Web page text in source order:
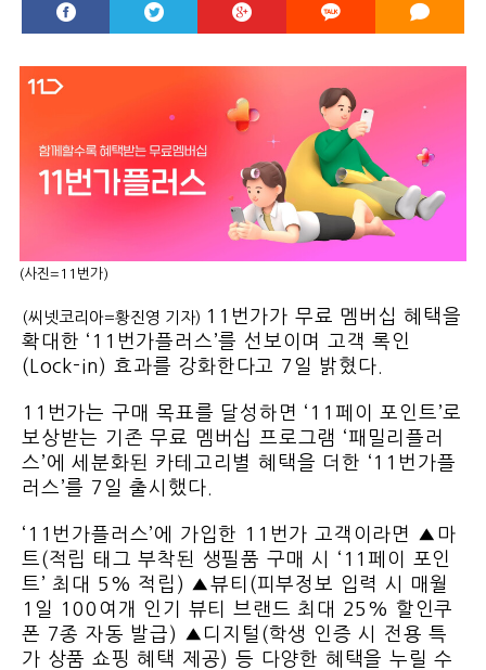
(사진=11번가)
(씨넷코리아=황진영 기자) 11번가가 무료 멤버십 혜택을
확대한 ‘11번가플러스’를 선보이며 고객 록인
(Lock-in) 효과를 강화한다고 7일 밝혔다.
11번가는 구매 목표를 달성하면 ‘11페이 포인트’로
보상받는 기존 무료 멤버십 프로그램 ‘패밀리플러
스’에 세분화된 카테고리별 혜택을 더한 ‘11번가플
러스’를 7일 출시했다.
‘11번가플러스’에 가입한 11번가 고객이라면 ▲마
트(적립 태그 부착된 생필품 구매 시 ‘11페이 포인
트’ 최대 5% 적립) ▲뷰티(피부정보 입력 시 매월
1일 100여개 인기 뷰티 브랜드 최대 25% 할인쿠
폰 7종 자동 발급) ▲디지털(학생 인증 시 전용 특
가 상품 쇼핑 혜택 제공) 등 다양한 혜택을 누릴 수